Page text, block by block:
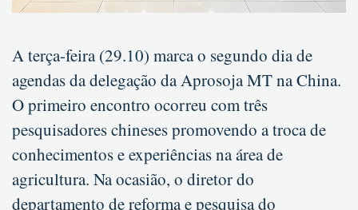
A terça-feira (29.10) marca o segundo dia de
agendas da delegação da Aprosoja MT na China.
O primeiro encontro ocorreu com três
pesquisadores chineses promovendo a troca de
conhecimentos e experiências na área de
agricultura. Na ocasião, o diretor do
departamento de reforma e pesquisa do